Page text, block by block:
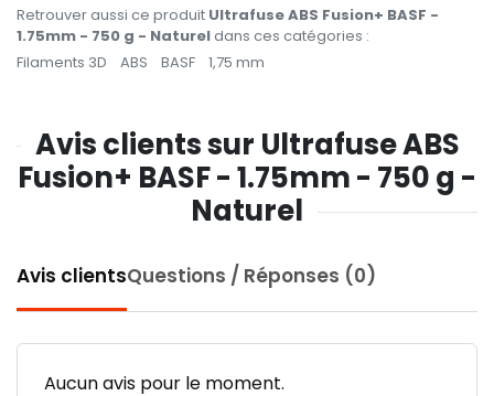
Retrouver aussi ce produit Ultrafuse ABS Fusion+ BASF -
1.75mm - 750 g - Natureldans ces catégories :
Filaments 3D
ABS BASF 1,75 mm
Avis clients sur Ultrafuse ABS
Fusion+ BASF - 1.75mm - 750 g -
Naturel
Avis clientsQuestions / Réponses (0)
Aucun avis pour le moment.